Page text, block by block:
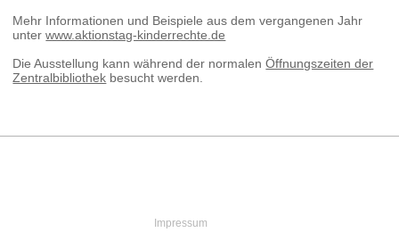
Mehr Informationen und Beispiele aus dem vergangenen Jahr
unterwww.aktionstag-kinderrechte.de
Die Ausstellung kann während der normalenÖffnungszeiten der
Zentralbibliothek besucht werden.
Impressum